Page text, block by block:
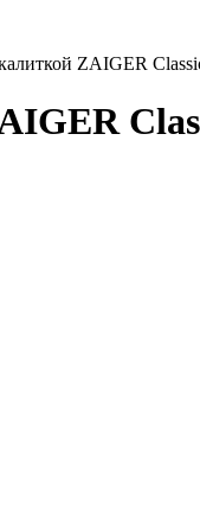
ZAIGER